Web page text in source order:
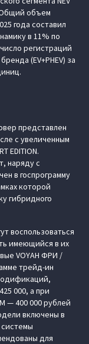
Общий объем
года составил
в 11% по
регистраций
(EV+PHEV) за
представлен
с увеличенным
EDITION.
наряду с
в госпрограмму
которой
гибридного
воспользоваться
имеющийся в их
VOYAH ФРИ /
трейд-ин
000, а при
— 400 000 рублей
включены в
для